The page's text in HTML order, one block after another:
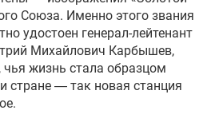
Союза. Именно этого звания
удостоен генерал-лейтенант
Михайлович Карбышев,
чья жизнь стала образцом
стране — так новая станция